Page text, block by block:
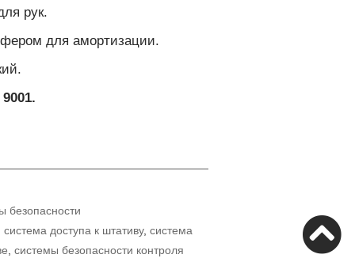
рук.
для амортизации.
безопасности
система доступа к штативу, система
, системы безопасности контроля